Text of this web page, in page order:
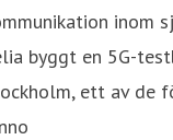
inom
byggt en 5G-
ett av de